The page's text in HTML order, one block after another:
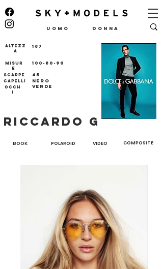
UOMO DONNA
ALTEZZ
A
187
MISUR
E
SCARPE
CAPELLI
OCCH
I
100-80-90
45
NERO
VERDE
RICCARDO G
BOOK POLAROID VIDEO COMPOSITE